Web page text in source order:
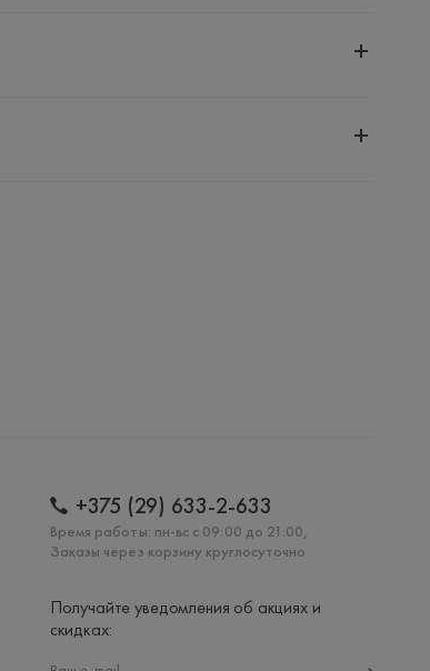
ул. Немига, 5, пом. 39
+375 (29) 633-2-633
Время работы: пн-вс с 09:00 до 21:00,
Заказы через корзину круглосуточно
Получайте уведомления об акциях и
скидках: